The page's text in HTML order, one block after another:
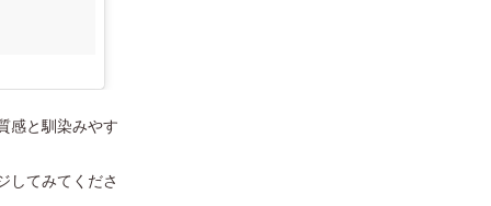
感と馴染みやす
してみてくださ